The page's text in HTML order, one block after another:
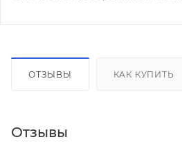
ОТЗЫВЫ КАК КУПИТЬ
Отзывы